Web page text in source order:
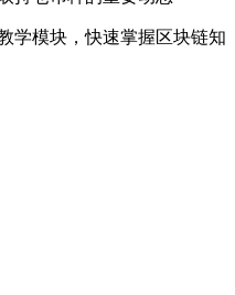
学模块，快速掌握区块链知